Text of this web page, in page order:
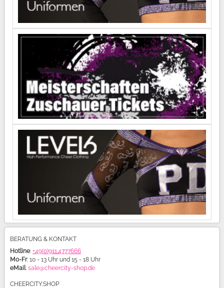
BERATUNG & KONTAKT
Hotline: +49(0)911.4777666
Mo-Fr: 10 - 13 Uhr und 15 - 18 Uhr
eMail: sale@cheercity-shop.de
CHEERCITY.SHOP